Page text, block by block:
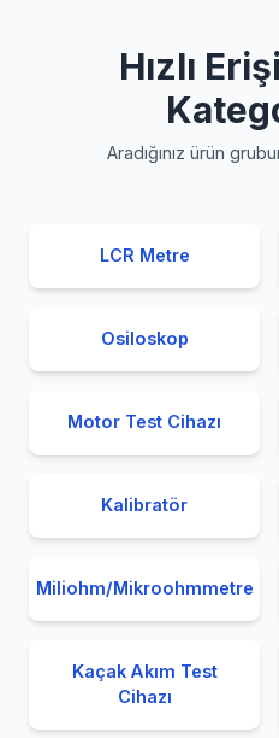
Hızlı
Aradığınız ürün
LCR Metre
Osiloskop
Motor Test Cihazı
Kalibratör
Miliohm/Mikroohmmetre
Kaçak Akım Test
Cihazı